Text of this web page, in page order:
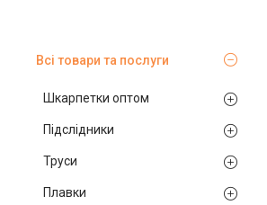
Всі товари та послуги
Шкарпетки оптом
Підслідники
Труси
Плавки